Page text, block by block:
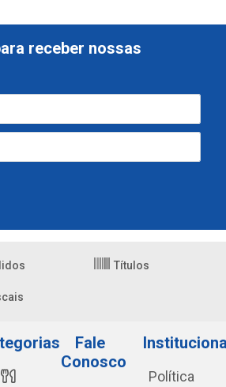
receber nossas
Títulos
Fale
Conosco
Política